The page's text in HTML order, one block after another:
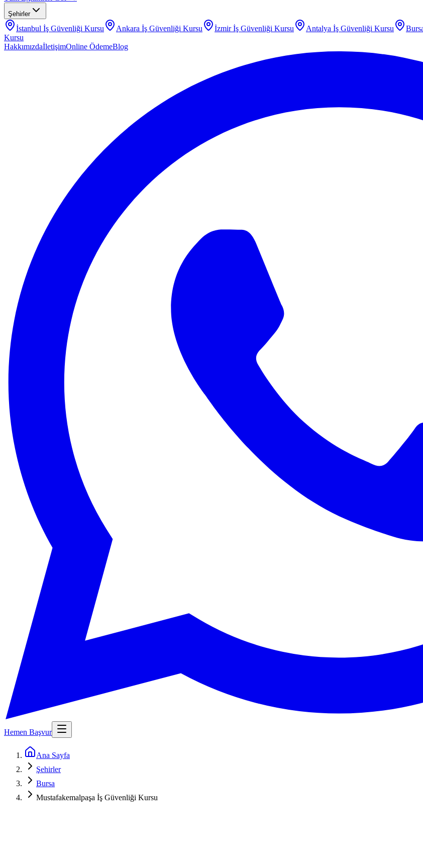
Şehirler
İstanbul İş Güvenliği Kursu Ankara İş Güvenliği Kursu İzmirİş Güvenliği Kursu Antalya İş Güvenliği Kursu
Kursu
HakkımızdaİletişimOnline ÖdemeBlog
Hemen Başvur
Ana Sayfa
Şehirler
Bursa
Mustafakemalpaşa İş Güvenliği Kursu